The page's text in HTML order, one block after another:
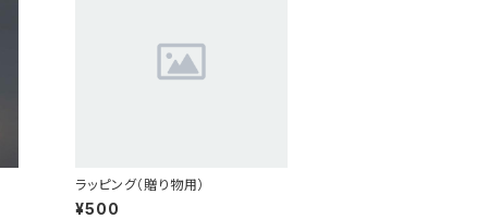
ラッピング（贈り物用）
¥500